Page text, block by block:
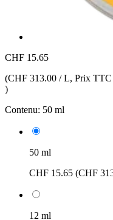
CHF 15.65
(CHF 313.00 / L, Prix
)
Contenu: 50 ml
50 ml
CHF 15.65 (CHF
12 ml